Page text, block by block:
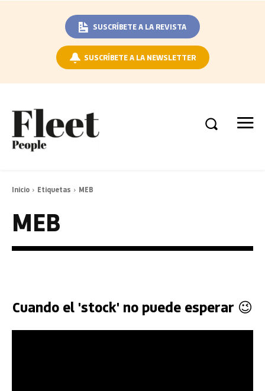
SUSCRÍBETE A LA REVISTA
SUSCRÍBETE A LA NEWSLETTER
Inicio Etiquetas MEB
MEB
Cuando el 'stock' no puede esperar 😉